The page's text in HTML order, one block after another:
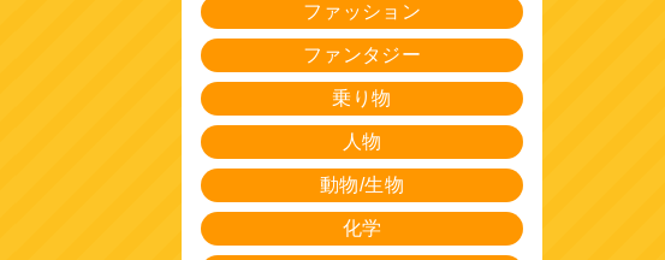
ファッション
ファンタジー
乗り物
人物
動物/生物
化学